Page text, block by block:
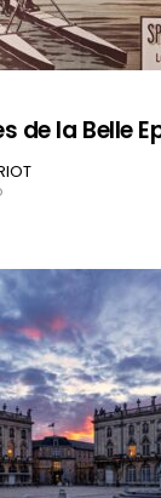
de la Belle